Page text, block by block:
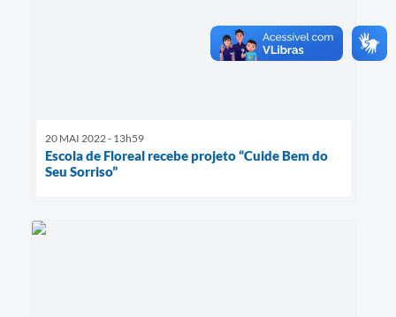
20 MAI 2022 - 13h59
Escola de Floreal recebe projeto “Cuide Bem do
Seu Sorriso”